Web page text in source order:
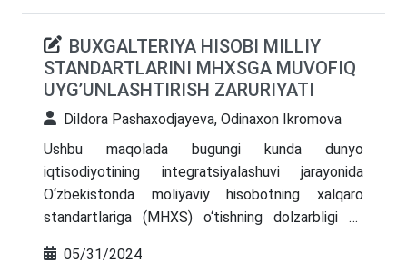
BUXGALTERIYA HISOBI MILLIY
STANDARTLARINI MHXSGA MUVOFIQ
UYG’UNLASHTIRISH ZARURIYATI
Dildora Pashaxodjayeva, Odinaxon Ikromova
Ushbu maqolada bugungi kunda dunyo
iqtisodiyotining integratsiyalashuvi jarayonida
O‘zbekistonda moliyaviy hisobotning xalqaro
standartlariga (MHXS) o‘tishning dolzarbligi va
asosida tuzilgan moliyaviy hisobotlarni MHXSga
05/31/2024